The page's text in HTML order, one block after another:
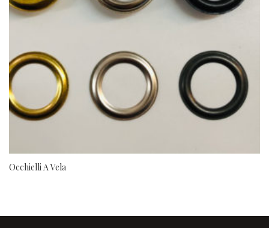
Occhielli A Vela